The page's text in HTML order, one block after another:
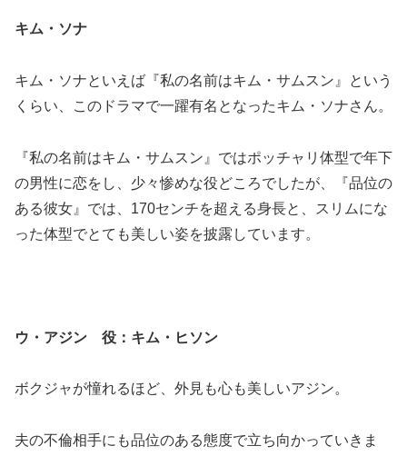
キム・ソナ
キム・ソナといえば『私の名前はキム・サムスン』という
くらい、このドラマで一躍有名となったキム・ソナさん。
『私の名前はキム・サムスン』ではポッチャリ体型で年下
の男性に恋をし、少々惨めな役どころでしたが、『品位の
ある彼女』では、170センチを超える身長と、スリムにな
った体型でとても美しい姿を披露しています。
ウ・アジン 役：キム・ヒソン
ボクジャが憧れるほど、外見も心も美しいアジン。
夫の不倫相手にも品位のある態度で立ち向かっていきま